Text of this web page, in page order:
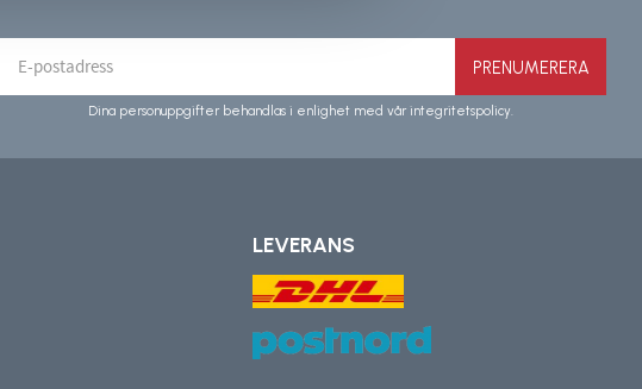
PRENUMERERA
Dina personuppgifter behandlas i enlighet med vår integritetspolicy.
LEVERANS